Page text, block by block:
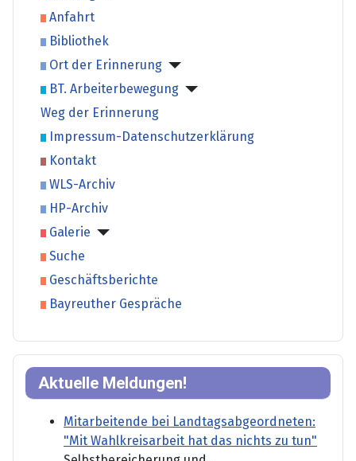
Anfahrt
Bibliothek
Ort der Erinnerung
BT. Arbeiterbewegung
Weg der Erinnerung
Impressum-Datenschutzerklärung
Kontakt
WLS-Archiv
HP-Archiv
Galerie
Suche
Geschäftsberichte
Bayreuther Gespräche
Aktuelle Meldungen!
Mitarbeitende bei Landtagsabgeordneten:
"Mit Wahlkreisarbeit hat das nichts zu tun"